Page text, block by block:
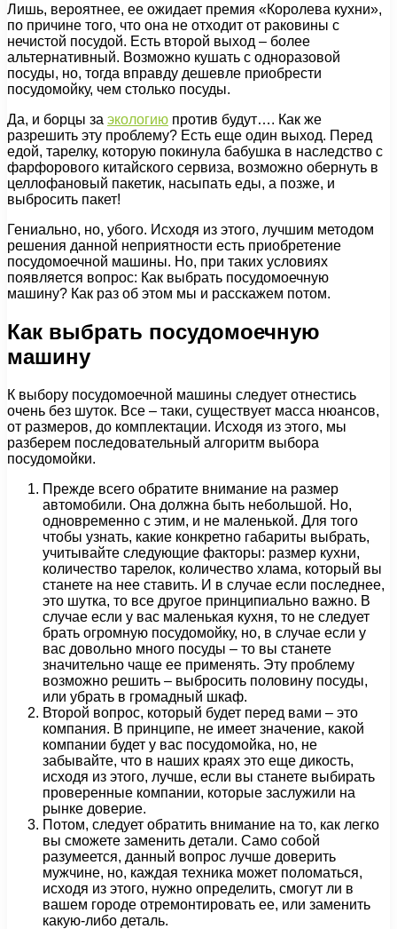
Лишь, вероятнее, ее ожидает премия «Королева кухни»,
по причине того, что она не отходит от раковины с
нечистой посудой. Есть второй выход – более
альтернативный. Возможно кушать с одноразовой
посуды, но, тогда вправду дешевле приобрести
посудомойку, чем столько посуды.
Да, и борцы за экологию против будут…. Как же
разрешить эту проблему? Есть еще один выход. Перед
едой, тарелку, которую покинула бабушка в наследство с
фарфорового китайского сервиза, возможно обернуть в
целлофановый пакетик, насыпать еды, а позже, и
выбросить пакет!
Гениально, но, убого. Исходя из этого, лучшим методом
решения данной неприятности есть приобретение
посудомоечной машины. Но, при таких условиях
появляется вопрос: Как выбрать посудомоечную
машину? Как раз об этом мы и расскажем потом.
Как выбрать посудомоечную
машину
К выбору посудомоечной машины следует отнестись
очень без шуток. Все – таки, существует масса нюансов,
от размеров, до комплектации. Исходя из этого, мы
разберем последовательный алгоритм выбора
посудомойки.
Прежде всего обратите внимание на размер
автомобили. Она должна быть небольшой. Но,
одновременно с этим, и не маленькой. Для того
чтобы узнать, какие конкретно габариты выбрать,
учитывайте следующие факторы: размер кухни,
количество тарелок, количество хлама, который вы
станете на нее ставить. И в случае если последнее,
это шутка, то все другое принципиально важно. В
случае если у вас маленькая кухня, то не следует
брать огромную посудомойку, но, в случае если у
вас довольно много посуды – то вы станете
значительно чаще ее применять. Эту проблему
возможно решить – выбросить половину посуды,
или убрать в громадный шкаф.
Второй вопрос, который будет перед вами – это
компания. В принципе, не имеет значение, какой
компании будет у вас посудомойка, но, не
забывайте, что в наших краях это еще дикость,
исходя из этого, лучше, если вы станете выбирать
проверенные компании, которые заслужили на
рынке доверие.
Потом, следует обратить внимание на то, как легко
вы сможете заменить детали. Само собой
разумеется, данный вопрос лучше доверить
мужчине, но, каждая техника может поломаться,
исходя из этого, нужно определить, смогут ли в
вашем городе отремонтировать ее, или заменить
какую-либо деталь.